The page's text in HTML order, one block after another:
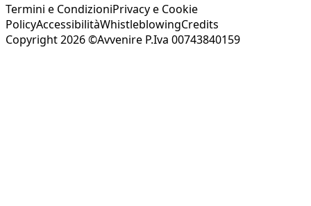
Termini e CondizioniPrivacy e Cookie
PolicyAccessibilitàWhistleblowingCredits
Copyright 2026 ©Avvenire P.Iva 00743840159